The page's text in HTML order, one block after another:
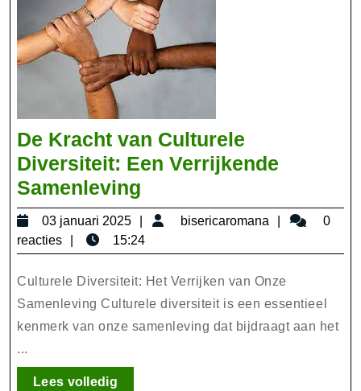
De Kracht van Culturele
Diversiteit: Een Verrijkende
Samenleving
Kracht
van
Culturele
Diversiteit:
Een
Verrijkende
03 januari 2025
03
2025
bisericaromana
0
reacties
15:24
Culturele Diversiteit: Het Verrijken van Onze
Samenleving Culturele diversiteit is een essentieel
kenmerk van onze samenleving dat bijdraagt aan het
...
Lees volledigLees